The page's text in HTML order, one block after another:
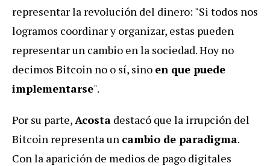
representar la revolución del dinero: "Si todos nos
logramos coordinar y organizar, estas pueden
representar un cambio en la sociedad. Hoy no
decimos Bitcoin no o sí, sino en que puede
implementarse".
Por su parte,Acosta destacó que la irrupción del
Bitcoin representa un cambio de paradigma.
Con la aparición de medios de pago digitales